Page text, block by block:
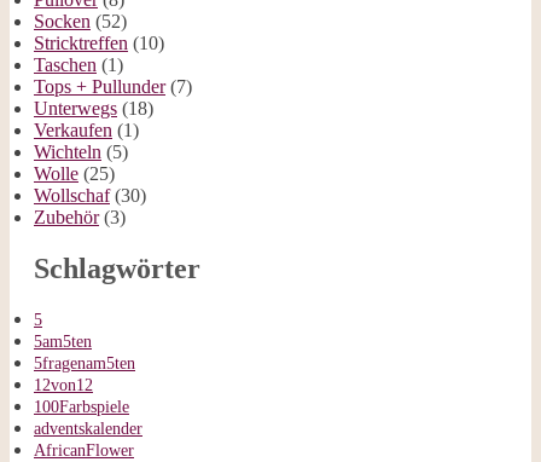
Socken (52)
Stricktreffen (10)
Taschen (1)
Tops + Pullunder(7)
Unterwegs (18)
Verkaufen (1)
Wichteln (5)
Wolle (25)
Wollschaf(30)
Zubehör(3)
Schlagwörter
5
5am5ten
5fragenam5ten
12von12
100Farbspiele
adventskalender
AfricanFlower